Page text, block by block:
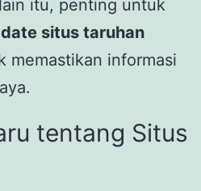
itu, penting untuk
situs taruhan
memastikan informasi
tentang Situs